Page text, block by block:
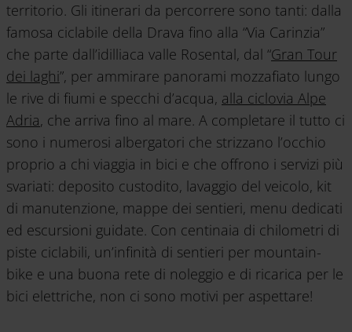
territorio. Gli itinerari da percorrere sono tanti: dalla
famosa ciclabile della Drava fino alla “Via Carinzia”
che parte dall’idilliaca valle Rosental, dal “Gran Tour
dei laghi”, per ammirare panorami mozzafiato lungo
le rive di fiumi e specchi d’acqua, alla ciclovia Alpe
Adria, che arriva fino al mare. A completare il tutto ci
sono i numerosi albergatori che strizzano l’occhio
proprio a chi viaggia in bici e che offrono i servizi più
svariati: deposito custodito, lavaggio del veicolo, kit
di manutenzione, mappe dei sentieri, menu dedicati
ed escursioni guidate. Con centinaia di chilometri di
piste ciclabili, un’infinità di sentieri per mountain-
bike e una buona rete di noleggio e di ricarica per le
bici elettriche, non ci sono motivi per aspettare!